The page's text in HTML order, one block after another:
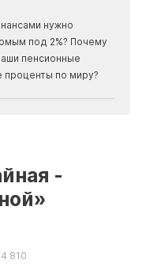
нужно
под 2%? Почему
пенсионные
проценты по миру?
-
4 810